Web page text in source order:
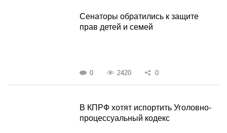
Сенаторы обратились к защите
прав детей и семей
0 2420 0
В КПРФ хотят испортить Уголовно-
процессуальный кодекс